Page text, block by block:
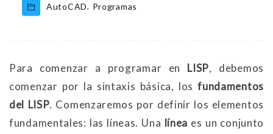
AutoCAD, Programas
Para comenzar a programar en LISP, debemos
comenzar por la sintaxis básica, losfundamentos
del LISP. Comenzaremos por definir los elementos
fundamentales: las líneas. Una línea es un conjunto